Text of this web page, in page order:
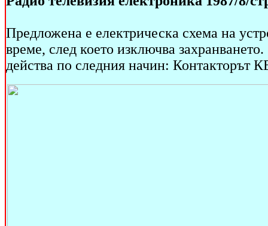
Предложена е електрическа схема на
време, след което изключва
действа по следния начин: Контакторът